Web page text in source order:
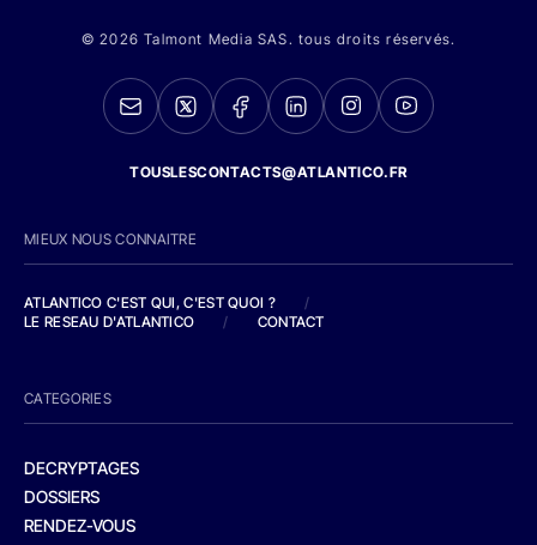
© 2026 Talmont Media SAS. tous droits réservés.
TOUSLESCONTACTS@ATLANTICO.FR
MIEUX NOUS CONNAITRE
ATLANTICO C'EST QUI, C'EST QUOI ?
/
LE RESEAU D'ATLANTICO
/ CONTACT
CATEGORIES
DECRYPTAGES
DOSSIERS
RENDEZ-VOUS